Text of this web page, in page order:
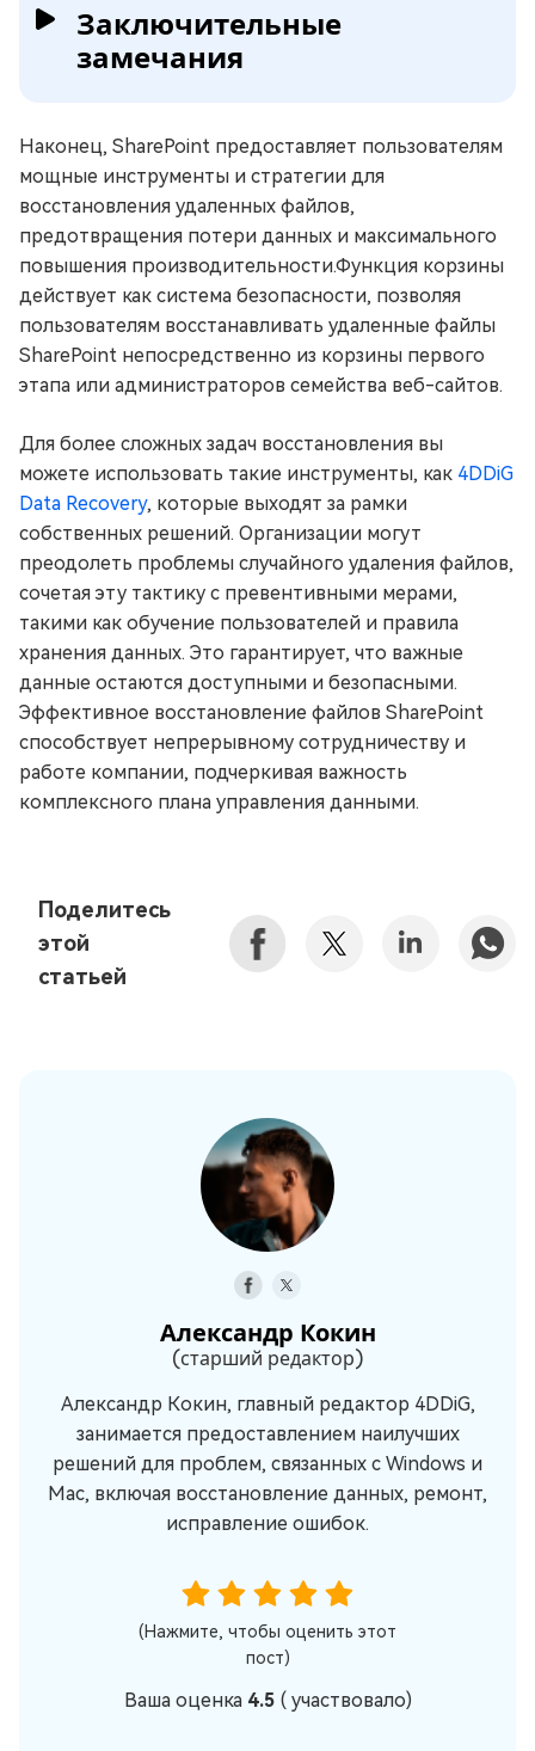
Заключительные
замечания
Наконец, SharePoint предоставляет пользователям
мощные инструменты и стратегии для
восстановления удаленных файлов,
предотвращения потери данных и максимального
повышения производительности.Функция корзины
действует как система безопасности, позволяя
пользователям восстанавливать удаленные файлы
SharePoint непосредственно из корзины первого
этапа или администраторов семейства веб-сайтов.
Для более сложных задач восстановления вы
можете использовать такие инструменты, как 4DDiG
Data Recovery, которые выходят за рамки
собственных решений. Организации могут
преодолеть проблемы случайного удаления файлов,
сочетая эту тактику с превентивными мерами,
такими как обучение пользователей и правила
хранения данных. Это гарантирует, что важные
данные остаются доступными и безопасными.
Эффективное восстановление файлов SharePoint
способствует непрерывному сотрудничеству и
работе компании, подчеркивая важность
комплексного плана управления данными.
Поделитесь
этой
статьей
Александр Кокин
(старший редактор)
Александр Кокин, главный редактор 4DDiG,
занимается предоставлением наилучших
решений для проблем, связанных с Windows и
Mac, включая восстановление данных, ремонт,
исправление ошибок.
(Нажмите, чтобы оценить этот
пост)
Ваша оценка 4.5 (участвовало)